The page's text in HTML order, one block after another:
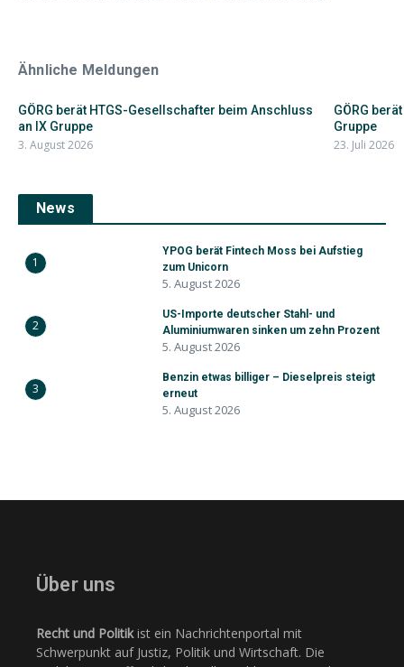
Ähnliche Meldungen
GÖRG berät HTGS-Gesellschafter beim Anschluss
an IX Gruppe
3. August 2026
GÖRG
Gruppe
23. Juli 2026
News
1
YPOG berät Fintech Moss bei Aufstieg
zum Unicorn
5. August 2026
2
US-Importe deutscher Stahl- und
Aluminiumwaren sinken um zehn Prozent
5. August 2026
3
Benzin etwas billiger – Dieselpreis steigt
erneut
5. August 2026
Über uns
Recht und Politikist ein Nachrichtenportal mit
Schwerpunkt auf Justiz, Politik und Wirtschaft. Die